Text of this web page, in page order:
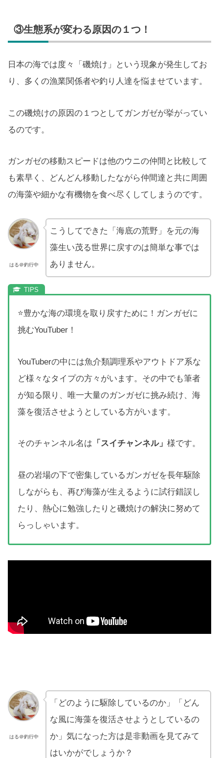
③生態系が変わる原因の１つ！
日本の海では度々「磯焼け」という現象が発生してお
り、多くの漁業関係者や釣り人達を悩ませています。
この磯焼けの原因の１つとしてガンガゼが挙がってい
るのです。
ガンガゼの移動スピードは他のウニの仲間と比較して
も素早く、どんどん移動したながら仲間達と共に周囲
の海藻や細かな有機物を食べ尽くしてしまうのです。
はる＠釣行中
こうしてできた「海底の荒野」を元の海
藻生い茂る世界に戻すのは簡単な事では
ありません。
⭐豊かな海の環境を取り戻すために！ガンガゼに
挑むYouTuber！
YouTuberの中には魚介類調理系やアウトドア系な
ど様々なタイプの方々がいます。その中でも筆者
が知る限り、唯一大量のガンガゼに挑み続け、海
藻を復活させようとしている方がいます。
そのチャンネル名は 「スイチャンネル」 様です。
昼の岩場の下で密集しているガンガゼを長年駆除
しながらも、再び海藻が生えるように試行錯誤し
たり、熱心に勉強したりと磯焼けの解決に努めて
らっしゃいます。
はる＠釣行中
「どのように駆除しているのか」「どん
な風に海藻を復活させようとしているの
か」気になった方は是非動画を見てみて
はいかがでしょうか？